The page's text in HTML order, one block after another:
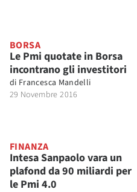
BORSA
Le Pmi quotate in Borsa
incontrano gli investitori
di Francesca Mandelli
29 Novembre 2016
FINANZA
Intesa Sanpaolo vara un
plafond da 90 miliardi per
le Pmi 4.0